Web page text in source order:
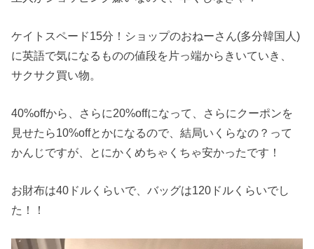
ケイトスペード15分！ショップのおねーさん(多分韓国人)
に英語で気になるものの値段を片っ端からきいていき、
サクサク買い物。
40%offから、さらに20%offになって、さらにクーポンを
見せたら10%offとかになるので、結局いくらなの？って
かんじですが、とにかくめちゃくちゃ安かったです！
お財布は40ドルくらいで、バッグは120ドルくらいでし
た！！